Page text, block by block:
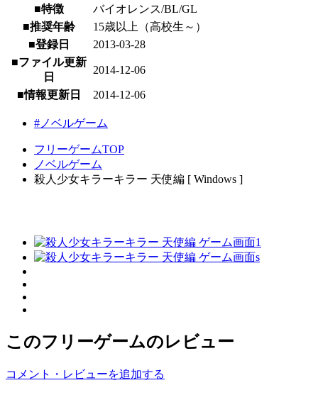
■特徴
バイオレンス/BL/GL
■推奨年齢
15歳以上（高校生～）
■登録日
2013-03-28
■ファイル更新
日
2014-12-06
■情報更新日 2014-12-06
#ノベルゲーム
フリーゲームTOP
ノベルゲーム
殺人少女キラーキラー 天使編 [ Windows ]
このフリーゲームのレビュー
コメント・レビューを追加する